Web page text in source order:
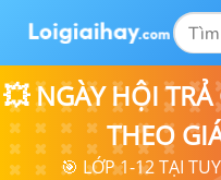
💥 NGÀY HỘI
THEO
🎯 LỚP 1-12 TẠI